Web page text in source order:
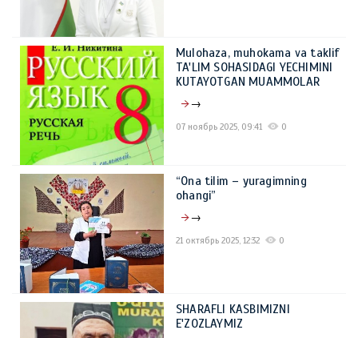
Mulohaza, muhokama va taklif
TA'LIM SOHASIDAGI YECHIMINI
KUTAYOTGAN MUAMMOLAR
→
07 ноябрь 2025, 09:41 0
“Ona tilim – yuragimning
ohangi”
→
21 октябрь 2025, 12:32 0
SHARAFLI KASBIMIZNI
E'ZOZLAYMIZ